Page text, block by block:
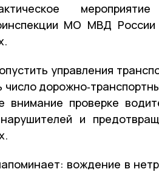
МО МВД
управления
число
внимание проверке
и
вождение в